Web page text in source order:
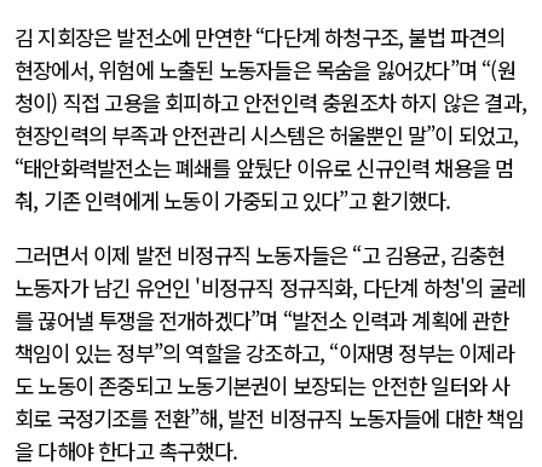
김 지회장은 발전소에 만연한 “다단계 하청구조, 불법 파견의
현장에서, 위험에 노출된 노동자들은 목숨을 잃어갔다”며 “(원
청이) 직접 고용을 회피하고 안전인력 충원조차 하지 않은 결과,
현장인력의 부족과 안전관리 시스템은 허울뿐인 말”이 되었고,
“태안화력발전소는 폐쇄를 앞뒀단 이유로 신규인력 채용을 멈
춰, 기존 인력에게 노동이 가중되고 있다”고 환기했다.
그러면서 이제 발전 비정규직 노동자들은 “고 김용균, 김충현
노동자가 남긴 유언인 '비정규직 정규직화, 다단계 하청'의 굴레
를 끊어낼 투쟁을 전개하겠다”며 “발전소 인력과 계획에 관한
책임이 있는 정부”의 역할을 강조하고, “이재명 정부는 이제라
도 노동이 존중되고 노동기본권이 보장되는 안전한 일터와 사
회로 국정기조를 전환”해, 발전 비정규직 노동자들에 대한 책임
을 다해야 한다고 촉구했다.